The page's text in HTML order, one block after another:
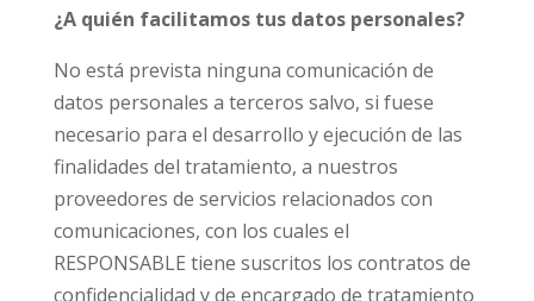
¿A quién facilitamos tus datos personales?
No está prevista ninguna comunicación de
datos personales a terceros salvo, si fuese
necesario para el desarrollo y ejecución de las
finalidades del tratamiento, a nuestros
proveedores de servicios relacionados con
comunicaciones, con los cuales el
RESPONSABLE tiene suscritos los contratos de
confidencialidad y de encargado de tratamiento